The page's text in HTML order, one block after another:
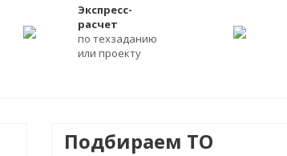
Экспресс-
расчет
по техзаданию
или проекту
Подбираем ТО